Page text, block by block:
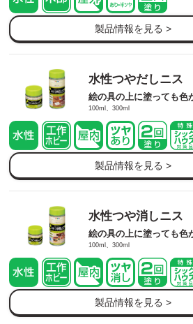
製品情報を見る >
水性つやだしニス
絵の具の上に塗っても色
100ml、300ml
製品情報を見る >
水性つや消しニス
絵の具の上に塗っても色
100ml、300ml
製品情報を見る >